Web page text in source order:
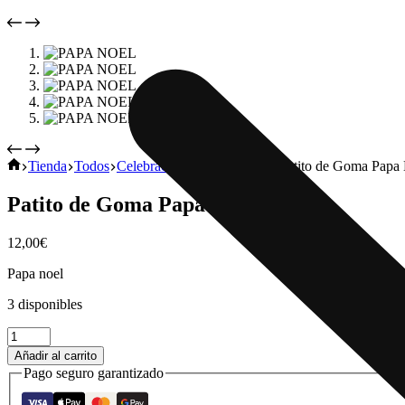
Tienda Todos Celebraciones Patito de Goma
Patito de Goma Papa Noel
12,00€
Papa noel
3 disponibles
Añadir al carrito
Pago seguro garantizado